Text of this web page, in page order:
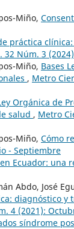
Miño,
práctica
32 Núm. 3
Miño, Bases
, Metro
Orgánica de
salud , Metro
Miño, Cómo
- Septiembre
Ecuador: una
Abdo, José
diagnóstico y
4 (2021):
síndrome